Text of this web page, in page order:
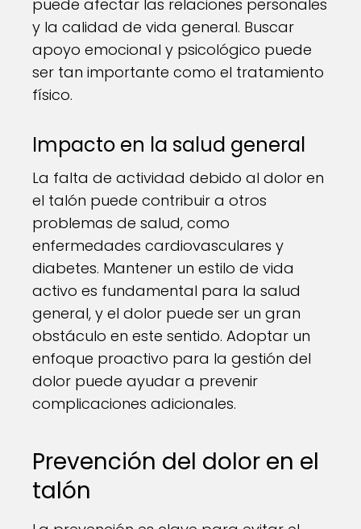
puede afectar las relaciones personales
y la calidad de vida general. Buscar
apoyo emocional y psicológico puede
ser tan importante como el tratamiento
físico.
Impacto en la salud general
La falta de actividad debido al dolor en
el talón puede contribuir a otros
problemas de salud, como
enfermedades cardiovasculares y
diabetes. Mantener un estilo de vida
activo es fundamental para la salud
general, y el dolor puede ser un gran
obstáculo en este sentido. Adoptar un
enfoque proactivo para la gestión del
dolor puede ayudar a prevenir
complicaciones adicionales.
Prevención del dolor en el
talón